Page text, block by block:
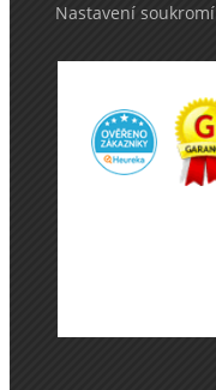
Nastavení soukromí